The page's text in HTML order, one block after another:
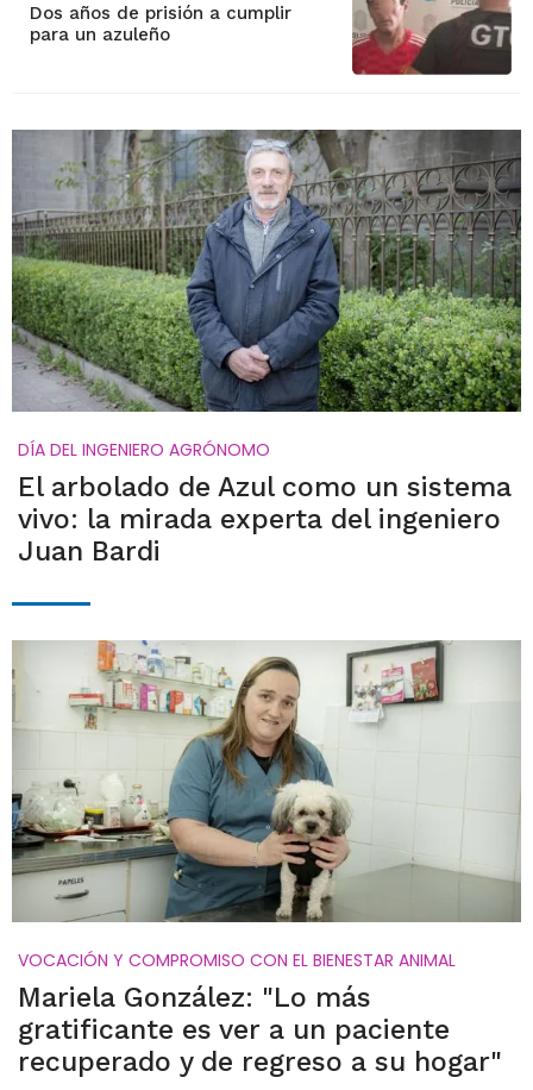
Dos años de prisión a cumplir
para un azuleño
DÍA DEL INGENIERO AGRÓNOMO
El arbolado de Azul como un sistema
vivo: la mirada experta del ingeniero
Juan Bardi
VOCACIÓN Y COMPROMISO CON EL BIENESTAR ANIMAL
Mariela González: "Lo más
gratificante es ver a un paciente
recuperado y de regreso a su hogar"